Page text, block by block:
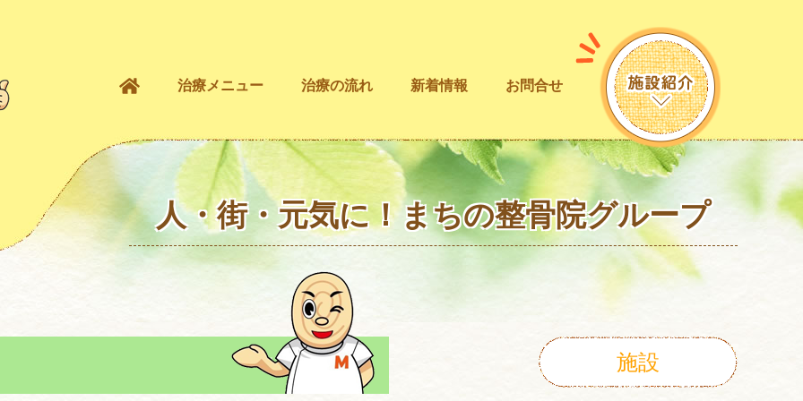
治療メニュー 治療の流れ 新着情報 お問合せ
人・街・元気に！まちの整骨院グループ
施設